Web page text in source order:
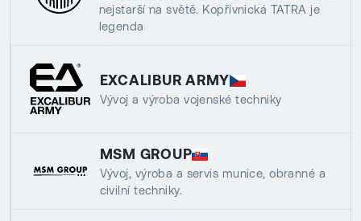
nejstarší na světě. Kopřivnická TATRA je
legenda
EXCALIBUR ARMY
Vývoj a výroba vojenské techniky
MSM GROUP
Vývoj, výroba a servis munice, obranné a
civilní techniky.